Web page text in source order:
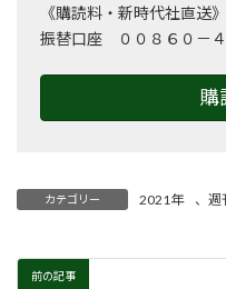
《購読料・新時代社直送》
振替口座 ００８６０－
購
カテゴリー 2021年 、 週
前の記事